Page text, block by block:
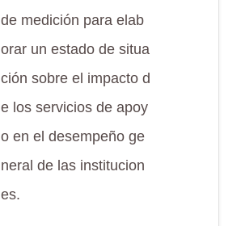
de medición para elab
orar un estado de situa
ción sobre el impacto d
e los servicios de apoy
o en el desempeño ge
neral de las institucion
es.